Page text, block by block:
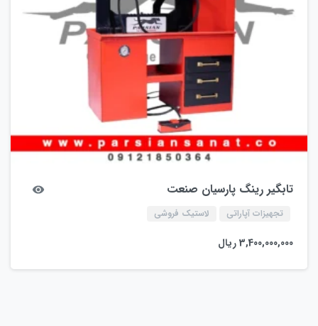
تابگیر رینگ پارسیان صنعت
تجهیزات آپاراتی لاستیک فروشی
3,400,000,000ریال